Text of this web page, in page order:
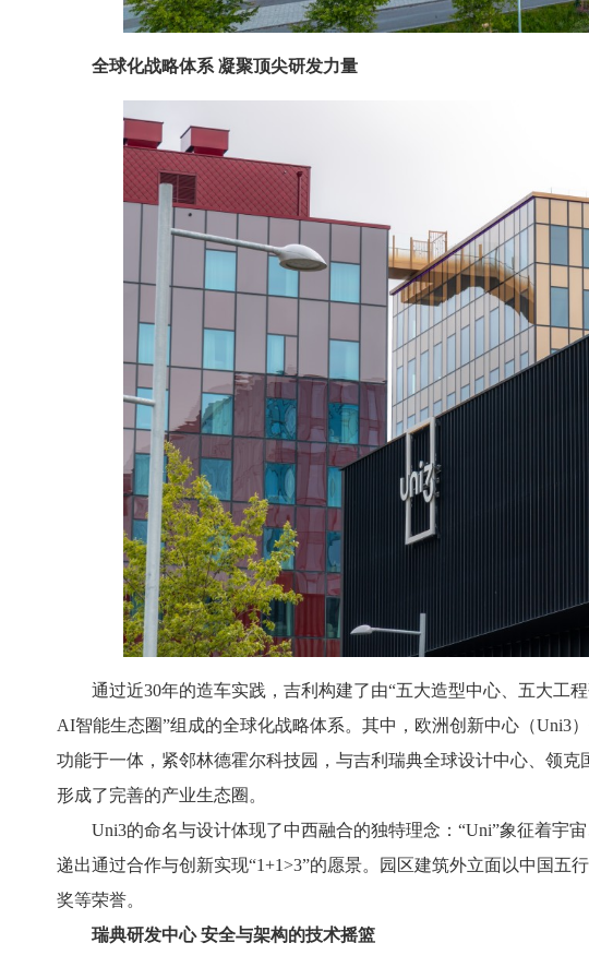
全球化战略体系 凝聚顶尖研发力量
通过近30年的造车实践，吉利构建了由“五大造型中心、五大工
AI智能生态圈”组成的全球化战略体系。其中，欧洲创新中心（Uni3
功能于一体，紧邻林德霍尔科技园，与吉利瑞典全球设计中心、领克
形成了完善的产业生态圈。
Uni3的命名与设计体现了中西融合的独特理念：“Uni”象征着宇
递出通过合作与创新实现“1+1>3”的愿景。园区建筑外立面以中国五
奖等荣誉。
瑞典研发中心 安全与架构的技术摇篮